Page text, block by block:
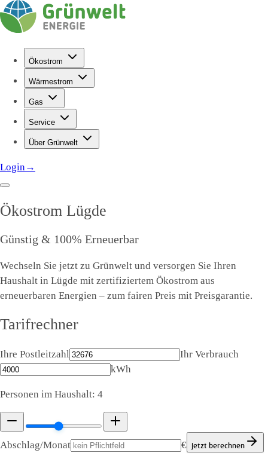
Ökostrom
Wärmestrom
Gas
Service
Über Grünwelt
Login→
Ökostrom Lügde
Günstig & 100% Erneuerbar
Wechseln Sie jetzt zu Grünwelt und versorgen Sie Ihren
Haushalt in Lügde mit zertifiziertem Ökostrom aus
erneuerbaren Energien – zum fairen Preis mit Preisgarantie.
Tarifrechner
Ihre Postleitzahl
Ihr Verbrauch
kWh
Personen im Haushalt: 4
Abschlag/Monat € Jetzt berechnen